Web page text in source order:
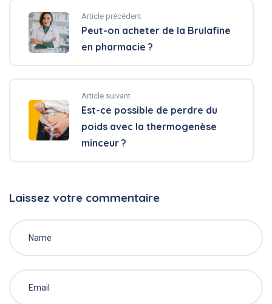
Article précédent
Peut-on acheter de la Brulafine
en pharmacie ?
Article suivant
Est-ce possible de perdre du
poids avec la thermogenèse
minceur ?
Laissez votre commentaire